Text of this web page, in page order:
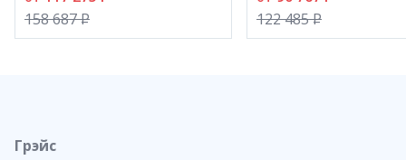
158 687P
122 485P
Грэйс